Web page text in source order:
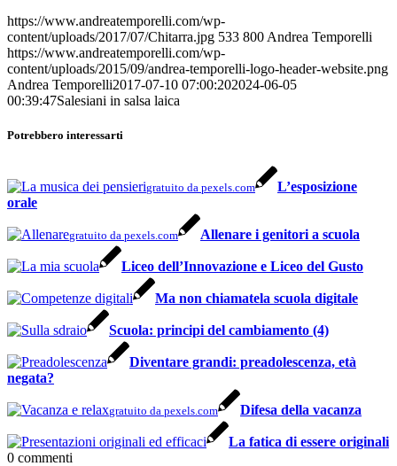
https://www.andreatemporelli.com/wp-
content/uploads/2017/07/Chitarra.jpg 533 800 Andrea Temporelli
https://www.andreatemporelli.com/wp-
content/uploads/2015/09/andrea-temporelli-logo-header-website.png
Andrea Temporelli2017-07-10 07:00:202024-06-05
00:39:47Salesiani in salsa laica
Potrebbero interessarti
gratuito da pexels.com
L’esposizione
orale
gratuito da pexels.com Allenare i genitori a scuola
Liceo dell’Innovazione e Liceo del Gusto
Ma non chiamatela scuola digitale
Scuola: principi del cambiamento (4)
Diventare grandi: preadolescenza, età
negata?
gratuito da pexels.com Difesa della vacanza
La fatica di essere originali
0 commenti